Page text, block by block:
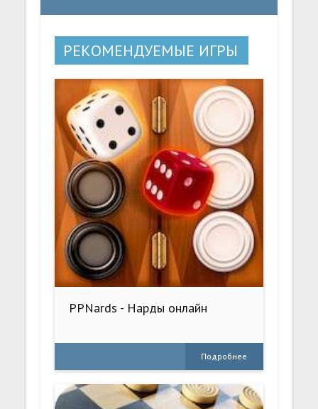
РЕКОМЕНДУЕМЫЕ ИГРЫ
PPNards - Нарды онлайн
Подробнее